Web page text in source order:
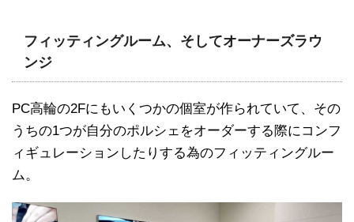
フィッティングルーム、そしてオーナーズラウ
ンジ
PC高輪の2Fにもいくつかの個室が作られていて、その
うちの1つが自分のポルシェをオーダーする際にコンフ
ィギュレーションしたりする為のフィッティングルー
ム。